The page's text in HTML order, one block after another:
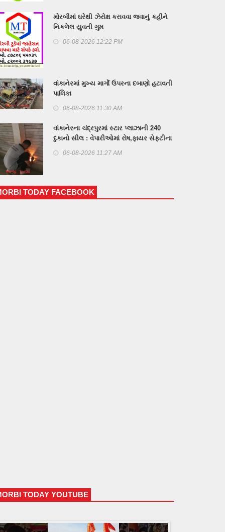
મોરબીમાં ઘરેથી ઝેરોક્ષ કરાવવા જવાનું કહીને
નિકળેલ યુવતી ગુમ
06-08-2026 12:22 PM
વાંકાનેરમાં મુખ્ય માર્ગો ઉપરના દબાણો હટાવતી
પાલિકા
06-08-2026 11:30 AM
વાંકાનેરના ચંદ્રપુરમાં સ્ટાર પ્લાઝાની 240
દુકાનો સીલ : વેપારીઓમાં રોષ,ફાયર સેફટીના
06-08-2026 11:27 AM
TODAY FACEBOOK
TODAY YOUTUBE
HTML5 Gallery Free Version